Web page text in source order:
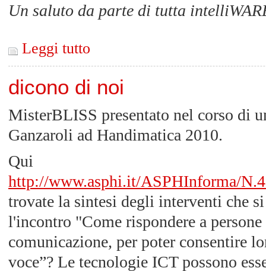
Un saluto da parte di tutta
Leggi tutto
dicono di noi
MisterBLISS presentato nel corso di
Ganzaroli ad Handimatica 2010.
Qui
http://www.asphi.it/ASPHInforma/
trovate la sintesi degli interventi che
l'incontro "Come rispondere a
comunicazione, per poter consentire
voce”? Le tecnologie ICT possono